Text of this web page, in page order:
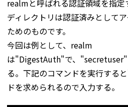
realmと呼ばれる認証領域を指
ディレクトリは認証済みとして
ためのものです。
今回は例として、realm
は"DigestAuth"で、
る。下記のコマンドを実行する
ドを求められるので入力する。